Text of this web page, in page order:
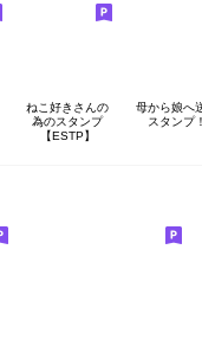
ねこ好きさんの
為のスタンプ
【ESTP】
母から娘へ
スタンプ